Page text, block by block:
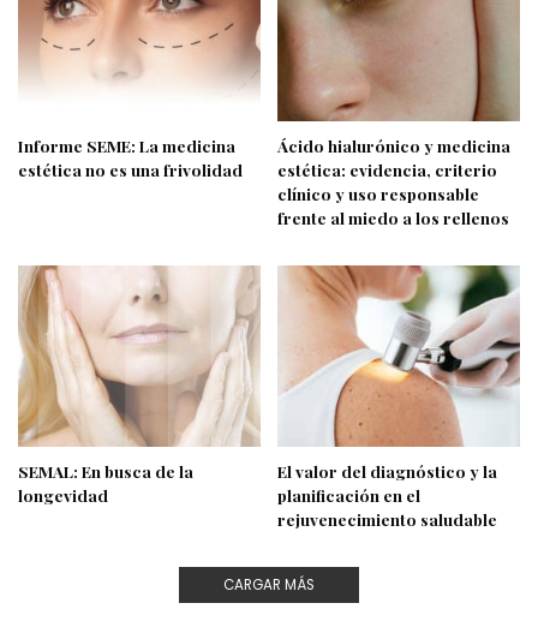
Informe SEME: La medicina
estética no es una frivolidad
Ácido hialurónico y medicina
estética: evidencia, criterio
clínico y uso responsable
frente al miedo a los rellenos
SEMAL: En busca de la
longevidad
El valor del diagnóstico y la
planificación en el
rejuvenecimiento saludable
CARGAR MÁS